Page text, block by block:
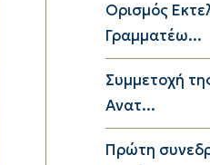
Ορισμός
Γραμματέω...
Συμμετοχή
Ανατ...
Πρώτη